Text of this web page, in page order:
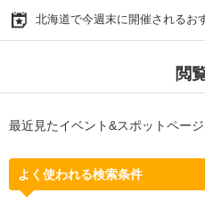
北海道で今週末に開催されるお
閲
最近見たイベント&スポットページ
よく使われる検索条件